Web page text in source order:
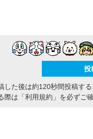
した後は約120秒間投稿す
際は 「利用規約」 を必ずご